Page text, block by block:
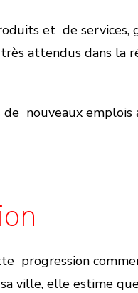
et de services,
attendus dans la
de nouveaux emplois
progression
ville, elle estime